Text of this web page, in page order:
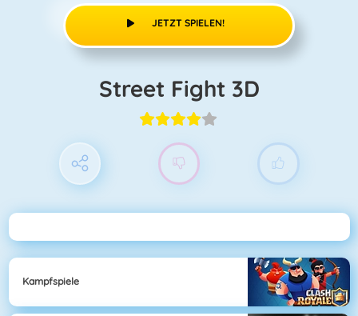
JETZT SPIELEN!
Street Fight 3D
Kampfspiele